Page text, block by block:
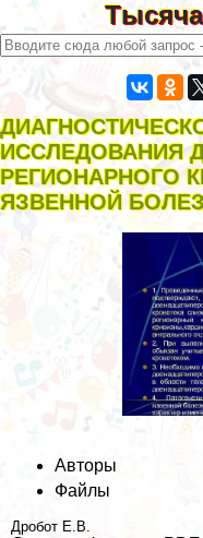
ИССЛЕДОВАНИЯ
РЕГИОНАРНОГО
ЯЗВЕННОЙ
Авторы
Файлы
Дробот Е.В.